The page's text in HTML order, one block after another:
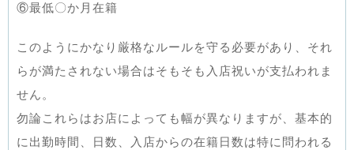
⑥最低〇か月在籍
このようにかなり厳格なルールを守る必要があり、それ
らが満たされない場合はそもそも入店祝いが支払われま
せん。
勿論これらはお店によっても幅が異なりますが、基本的
に出勤時間、日数、入店からの在籍日数は特に問われる